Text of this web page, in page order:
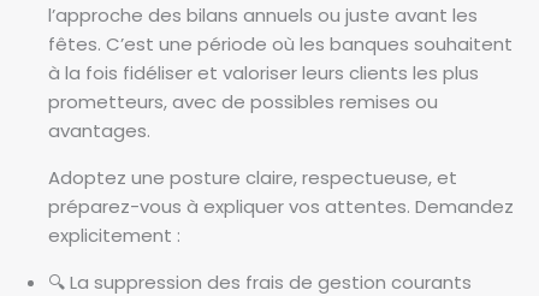
l’approche des bilans annuels ou juste avant les
fêtes. C’est une période où les banques souhaitent
à la fois fidéliser et valoriser leurs clients les plus
prometteurs, avec de possibles remises ou
avantages.
Adoptez une posture claire, respectueuse, et
préparez-vous à expliquer vos attentes. Demandez
explicitement :
🔍 La suppression des frais de gestion courants